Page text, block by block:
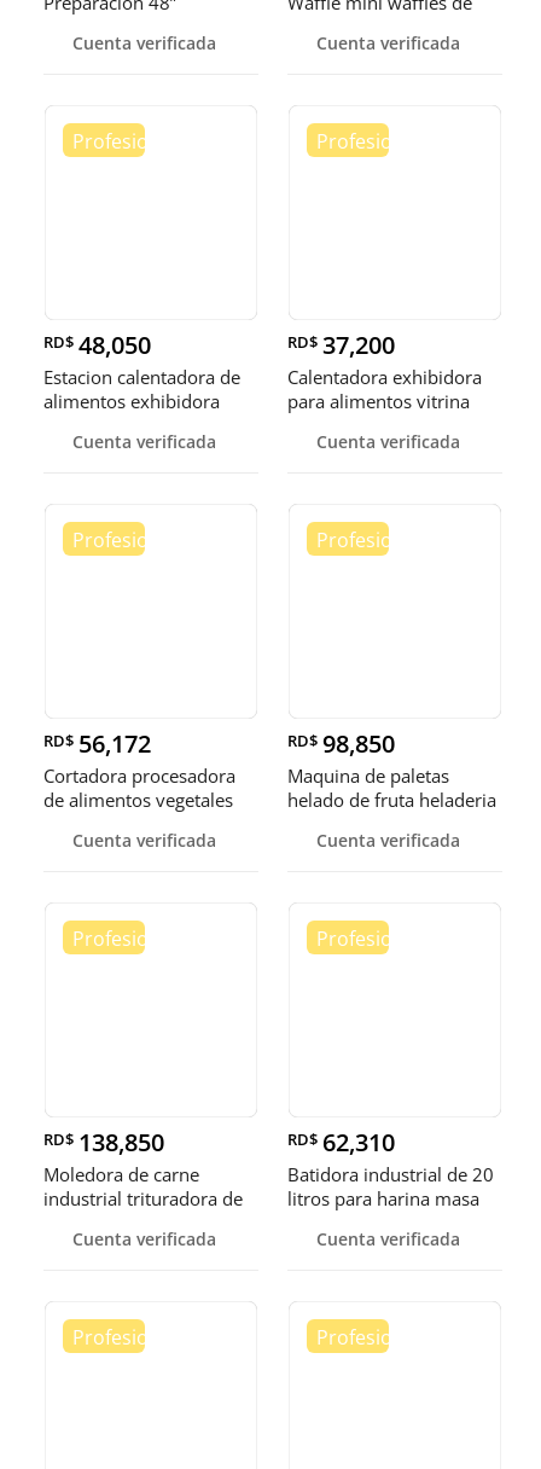
Cuenta verificada Cuenta verificada
RD$ 48,050
Estacion calentadora de
alimentos exhibidora
Cuenta verificada
RD$ 37,200
Calentadora exhibidora
para alimentos vitrina
Cuenta verificada
RD$ 56,172
Cortadora procesadora
de alimentos vegetales
Cuenta verificada
RD$ 98,850
Maquina de paletas
helado de fruta heladeria
Cuenta verificada
RD$ 138,850
Moledora de carne
industrial trituradora de
Cuenta verificada
RD$ 62,310
Batidora industrial de 20
litros para harina masa
Cuenta verificada